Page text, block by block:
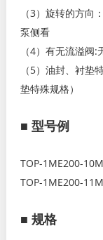
（3）旋转的方
泵侧看
（4）有无流溢阀
（5）油封、衬垫
垫特殊规格）
■ 型号例
TOP-1ME200-
TOP-1ME200-
■ 规格